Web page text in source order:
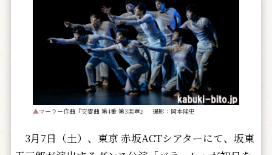
▲マーラー作曲『交響曲 第4番 第3楽章』 撮影：岡本隆史
3月7日（土）、東京 赤坂ACTシアターにて、坂東